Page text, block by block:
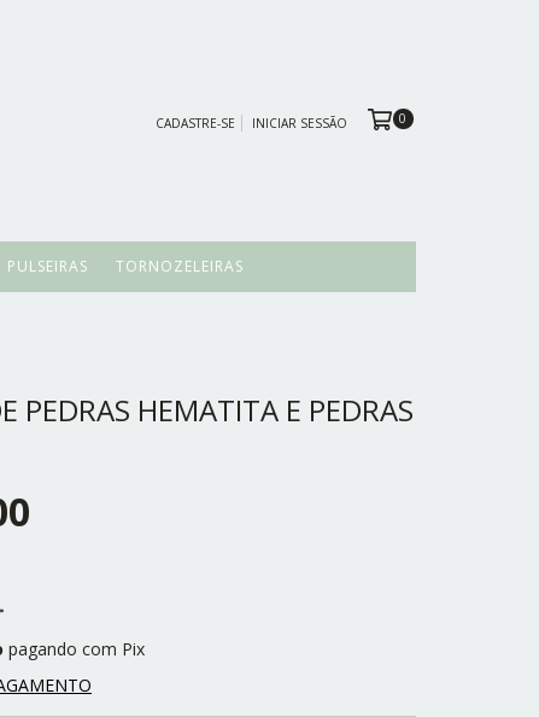
CADASTRE-SE INICIAR SESSÃO 0
PULSEIRAS TORNOZELEIRAS
PEDRAS HEMATITA E PEDRAS
pagando com Pix